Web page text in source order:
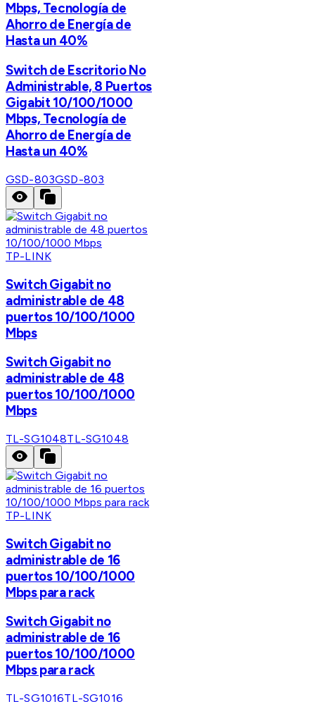
Mbps, Tecnología de
Ahorro de Energía de
Hasta un 40%
Switch de Escritorio No
Administrable, 8 Puertos
Gigabit 10/100/1000
Mbps, Tecnología de
Ahorro de Energía de
Hasta un 40%
GSD-803GSD-803
TP-LINK
Switch Gigabit no
administrable de 48
puertos 10/100/1000
Mbps
Switch Gigabit no
administrable de 48
puertos 10/100/1000
Mbps
TL-SG1048TL-SG1048
TP-LINK
Switch Gigabit no
administrable de 16
puertos 10/100/1000
Mbps para rack
Switch Gigabit no
administrable de 16
puertos 10/100/1000
Mbps para rack
TL-SG1016TL-SG1016